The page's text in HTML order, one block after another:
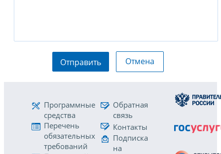
Отправить Отмена
Программные
средства
Перечень
обязательных
требований
Обратная
связь
Контакты
Подписка
на